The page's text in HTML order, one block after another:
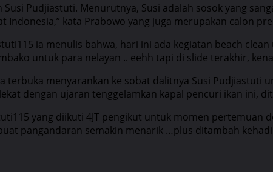
Pudjiastuti. Menurutnya, Susi adalah sosok yang
kata Prabowo yang juga merupakan calon
ia menulis bahwa, hari ini ada kegiatan beach
untuk para nelayan .. eehh tapi di slide terakhir,
terbuka menyarankan ke sobat dalitnya Susi Pudjiastuti
dengan ujaran tenggelamkan kapal pencuri ikan ini,
yang diikuti 4JT pengikut untuk momen pertemuan
pangandaran semakin menarik …plus ditambah